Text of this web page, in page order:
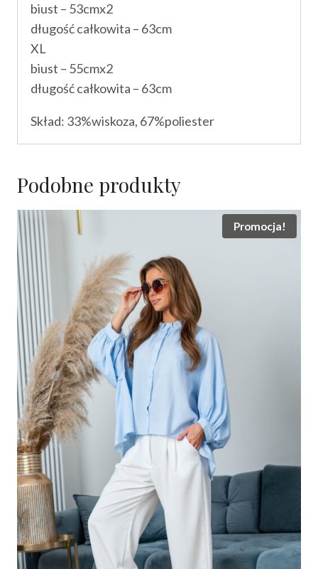
biust – 53cmx2
długość całkowita – 63cm
XL
biust – 55cmx2
długość całkowita – 63cm
Skład: 33%wiskoza, 67%poliester
Podobne produkty
Promocja!